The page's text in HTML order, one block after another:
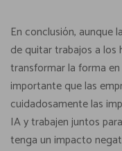
En conclusión, aunque
de quitar trabajos a los
transformar la forma
importante que las
cuidadosamente las
IA y trabajen juntos
tenga un impacto